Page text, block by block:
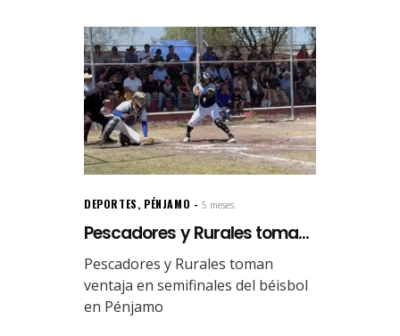
DEPORTES, PÉNJAMO 5 meses.
Pescadores y Rurales toma...
Pescadores y Rurales toman
ventaja en semifinales del béisbol
en Pénjamo